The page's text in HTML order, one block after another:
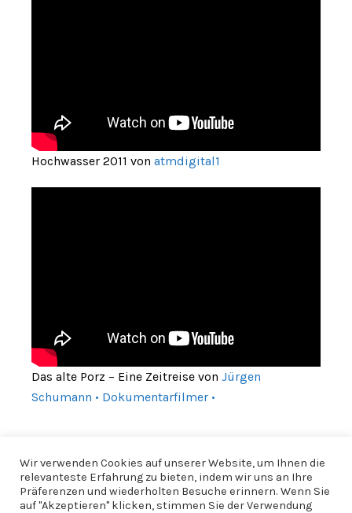
Hochwasser 2011 von atmdigital1
Das alte Porz – Eine Zeitreise von Jürgen
Schumann • Dokumentarfilmer •
Wir verwenden Cookies auf unserer Website, um Ihnen die
relevanteste Erfahrung zu bieten, indem wir uns an Ihre
Präferenzen und wiederholten Besuche erinnern. Wenn Sie
auf "Akzeptieren" klicken, stimmen Sie der Verwendung